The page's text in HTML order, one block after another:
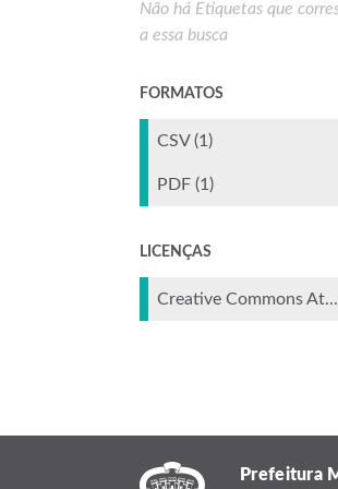
Não há Etiquetas que
a essa busca
FORMATOS
CSV (1)
PDF (1)
LICENÇAS
Creative Commons
Prefeitura